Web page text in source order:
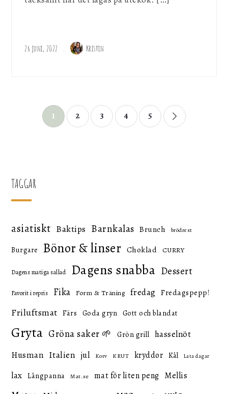
26 juni, 2022 Kristin
Sidnumrering
1 2 3 4 5
TAGGAR
asiatiskt Baktips Barnkalas Brunch brödrest
Burgare Bönor & linser Choklad CURRY
Dagens matiga sallad Dagens snabba Dessert
Favorit i repris Fika Form & Träning fredag Fredagspepp!
Friluftsmat Färs Goda gryn Gott och blandat
Gryta Gröna saker 🌱 Grön grill hasselnöt
Husman Italien jul Korv KRUT kryddor Kål Lata dagar
lax Långpanna Mat.se mat för liten peng Mellis